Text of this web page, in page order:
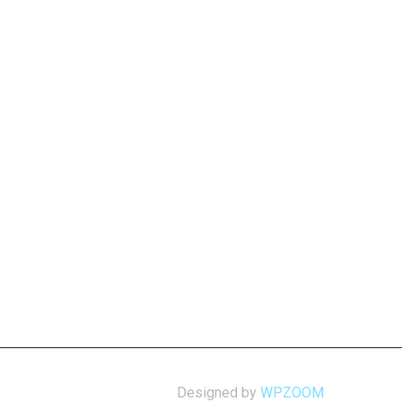
Designed by WPZOOM